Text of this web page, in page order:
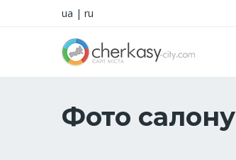
ua | ru
Фото салону